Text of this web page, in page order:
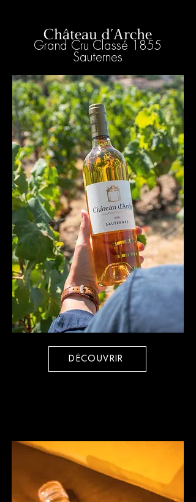
Château d'Arche
Grand Cru Classé 1855
Sauternes
DÉCOUVRIR